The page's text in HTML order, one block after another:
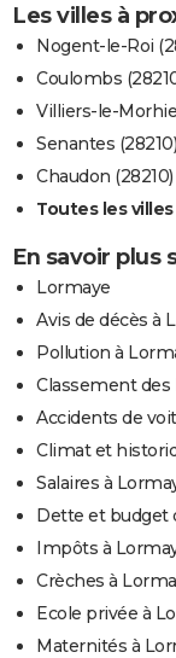
Les villes à
Nogent-le-Roi
Coulombs
Villiers-le-
Senantes (28210)
Chaudon (28210)
Toutes les villes
En savoir plus
Lormaye
Avis de décès à
Pollution à
Classement des
Accidents de
Climat et
Salaires à
Dette et budget
Impôts à
Crèches à
Ecole privée à
Maternités à